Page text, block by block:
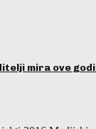
mira ove